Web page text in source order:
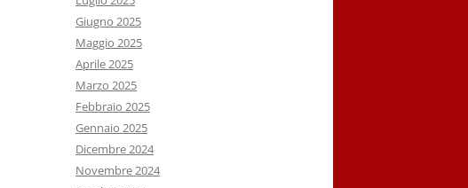
Giugno 2025
Maggio 2025
Aprile 2025
Marzo 2025
Febbraio 2025
Gennaio 2025
Dicembre 2024
Novembre 2024